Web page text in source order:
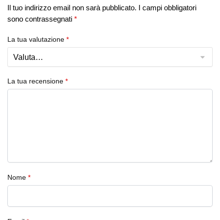
Il tuo indirizzo email non sarà pubblicato. I campi obbligatori
sono contrassegnati *
La tua valutazione *
La tua recensione *
Nome *